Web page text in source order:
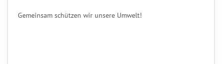
Gemeinsam schützen wir unsere Umwelt!